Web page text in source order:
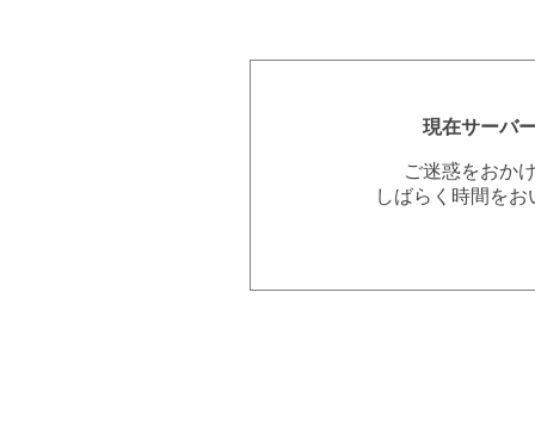
現在サーバ
ご迷惑をおか
しばらく時間を